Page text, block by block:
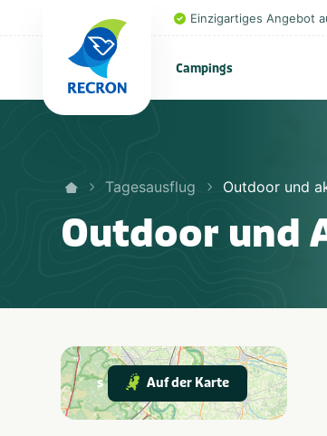
Einzigartiges Angebot
Campings
Tagesausflug Outdoor und
Outdoor und
s Auf der Karte